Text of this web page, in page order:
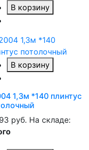
В корзину
В корзину
1,3м *140 плинтус
руб. На складе: